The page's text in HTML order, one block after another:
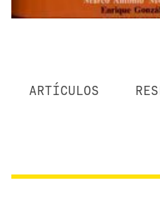
ARTÍCULOS